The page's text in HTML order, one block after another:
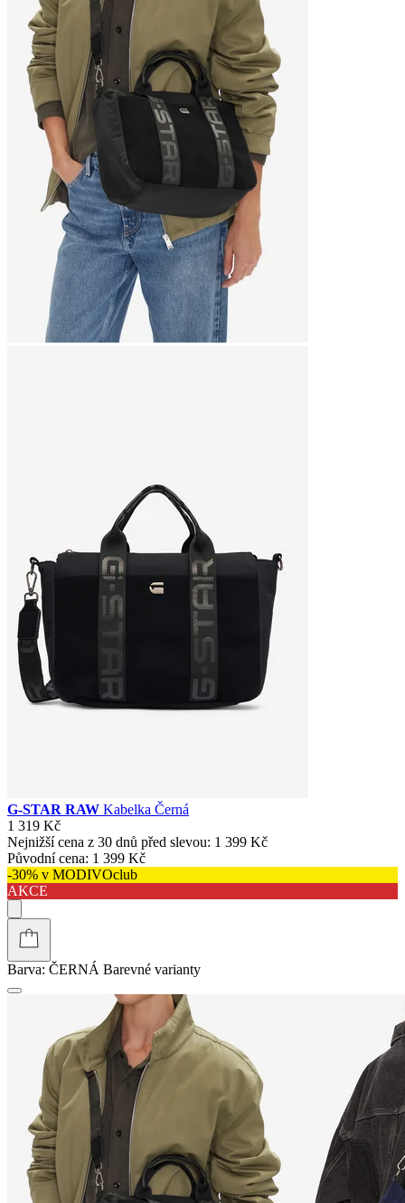
G-STAR RAW Kabelka Černá
1 319 Kč
Nejnižší cena z 30 dnů před slevou: 1 399 Kč
Původní cena: 1 399 Kč
-30% v MODIVOclub
AKCE
Barva: ČERNÁ Barevné varianty